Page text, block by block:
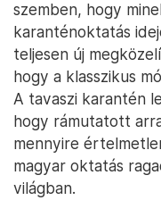
szemben, hogy
karanténoktatás
teljesen új
hogy a klasszikus
A tavaszi karantén
hogy rámutatott
mennyire
magyar oktatás
világban.